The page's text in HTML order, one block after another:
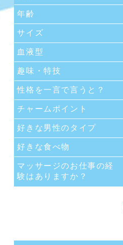
年齢
サイズ
血液型
趣味・特技
性格を一言で言うと？
チャームポイント
好きな男性のタイプ
好きな食べ物
マッサージのお仕事の経
験はありますか？